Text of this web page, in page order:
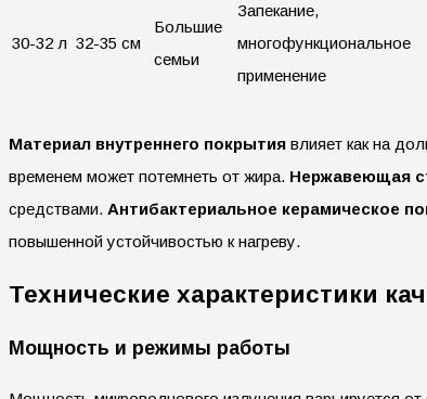
30-32 л 32-35 см
Большие
семьи
Запекание,
многофункциональное
применение
Материал внутреннего покрытия влияет как на
временем может потемнеть от жира. Нержавеющая
средствами. Антибактериальное керамическое
повышенной устойчивостью к нагреву.
Технические характеристики
Мощность и режимы работы